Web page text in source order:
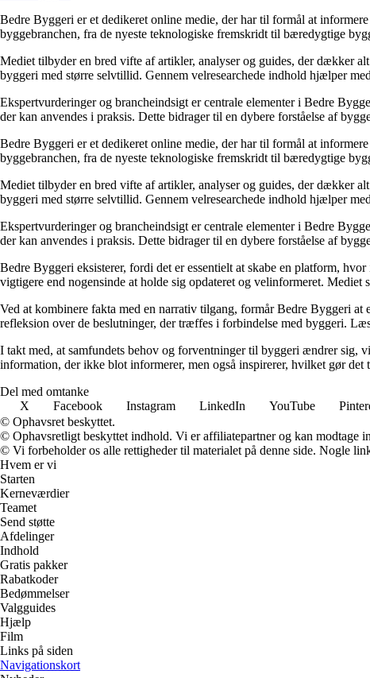
Bedre Byggeri er et dedikeret online medie, der har til formål at
byggebranchen, fra de nyeste teknologiske fremskridt til bæredygtige
Mediet tilbyder en bred vifte af artikler, analyser og guides, der dækker
byggeri med større selvtillid. Gennem velresearchede indhold hjælper
Ekspertvurderinger og brancheindsigt er centrale elementer i Bedre
der kan anvendes i praksis. Dette bidrager til en dybere forståelse af
Bedre Byggeri er et dedikeret online medie, der har til formål at
byggebranchen, fra de nyeste teknologiske fremskridt til bæredygtige
Mediet tilbyder en bred vifte af artikler, analyser og guides, der dækker
byggeri med større selvtillid. Gennem velresearchede indhold hjælper
Ekspertvurderinger og brancheindsigt er centrale elementer i Bedre
der kan anvendes i praksis. Dette bidrager til en dybere forståelse af
Bedre Byggeri eksisterer, fordi det er essentielt at skabe en platform,
vigtigere end nogensinde at holde sig opdateret og velinformeret.
Ved at kombinere fakta med en narrativ tilgang, formår Bedre Byggeri
refleksion over de beslutninger, der træffes i forbindelse med byggeri.
I takt med, at samfundets behov og forventninger til byggeri ændrer
information, der ikke blot informerer, men også inspirerer, hvilket gør det
Del med omtanke
X
Facebook Instagram LinkedIn YouTube
© Ophavsret beskyttet.
© Ophavsretligt beskyttet indhold. Vi er affiliatepartner og kan modtage
© Vi forbeholder os alle rettigheder til materialet på denne side. Nogle
Hvem er vi
Starten
Kerneværdier
Teamet
Send støtte
Afdelinger
Indhold
Gratis pakker
Rabatkoder
Bedømmelser
Valgguides
Hjælp
Film
Links på siden
Navigationskort